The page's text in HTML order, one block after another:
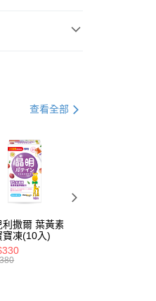
，訂單將自動取
直營門市／銀行轉
公司）所提供，讓
將買賣／分期付
交帳款。
商店將以您的個人
集、處理及利
對及更正。
userRule
完成。
取消訂單，請聯
，需透過AFTEE
示為準，若有關於
support/home
付」服務完成之
查看全部
利撒爾 葉黃素
寶凍(10入)